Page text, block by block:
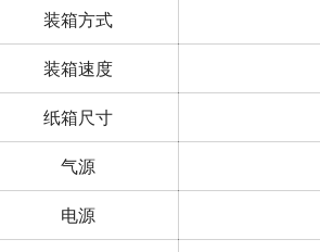
装箱方式
装箱速度
纸箱尺寸
气源
电源